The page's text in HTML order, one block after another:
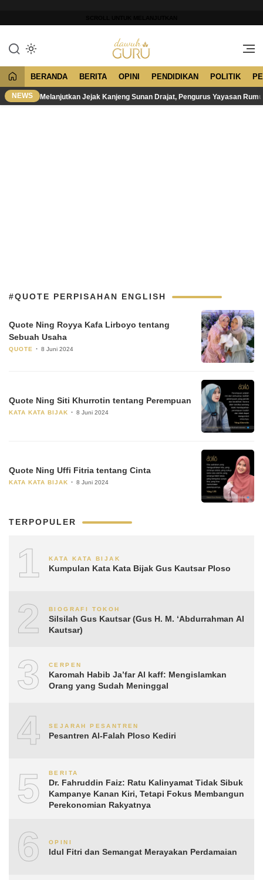
konten
Dawuh Guru
Merawat Tradisi, Membangun
BERANDA BERITA OPINI PENDIDIKAN POLITIK
NEWS Melanjutkan Jejak Kanjeng Sunan Drajat, Pengurus Yayasan
#QUOTE PERPISAHAN ENGLISH
Quote Ning Royya Kafa Lirboyo tentang
Sebuah Usaha
QUOTE 8 Juni 2024
Quote Ning Siti Khurrotin tentang Perempuan
KATA KATA BIJAK 8 Juni 2024
Quote Ning Uffi Fitria tentang Cinta
KATA KATA BIJAK 8 Juni 2024
TERPOPULER
1 KATA KATA BIJAK
Kumpulan Kata Kata Bijak Gus Kautsar Ploso
2 BIOGRAFI TOKOH
Silsilah Gus Kautsar (Gus H. M. ‘Abdurrahman Al
Kautsar)
3 CERPEN
Karomah Habib Ja’far Al kaff: Mengislamkan
Orang yang Sudah Meninggal
4 SEJARAH PESANTREN
Pesantren Al-Falah Ploso Kediri
5 BERITA
Dr. Fahruddin Faiz: Ratu Kalinyamat Tidak Sibuk
Kampanye Kanan Kiri, Tetapi Fokus Membangun
Perekonomian Rakyatnya
6 OPINI
Idul Fitri dan Semangat Merayakan Perdamaian